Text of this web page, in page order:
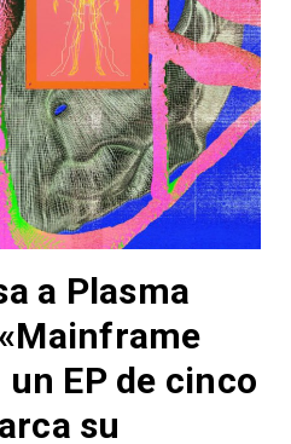
a Plasma
EP de cinco
su